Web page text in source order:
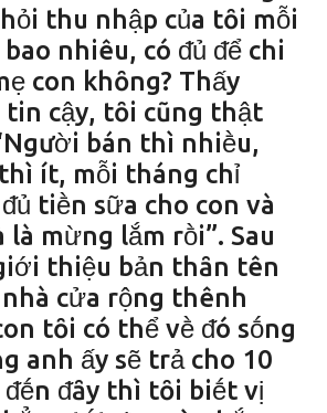
thu nhập của tȏi mỗi
nhiêu, có ᵭủ ᵭể chi
con khȏng? Thấy
tin cậy, tȏi cũng thật
bán thì nhiḕu,
ít, mỗi tháng chỉ
tiḕn sữa cho con và
mừng lắm rṑi”. Sau
thiệu bản thȃn tên
cửa rộng thênh
tȏi có thể vḕ ᵭó sṓng
anh ấy sẽ trả cho 10
ᵭȃy thì tȏi biḗt vị